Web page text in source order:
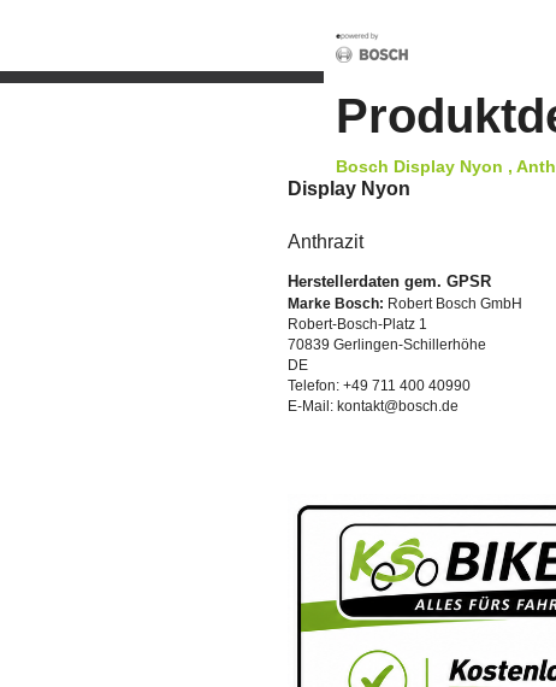
Bosch Display Nyon ,
Display Nyon
Anthrazit
Herstellerdaten gem. GPSR
Marke Bosch: Robert Bosch GmbH
Robert-Bosch-Platz 1
70839 Gerlingen-Schillerhöhe
DE
Telefon: +49 711 400 40990
E-Mail: kontakt@bosch.de